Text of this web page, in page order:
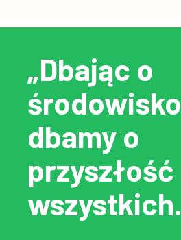
„Dbając o
dbamy o
przyszłość